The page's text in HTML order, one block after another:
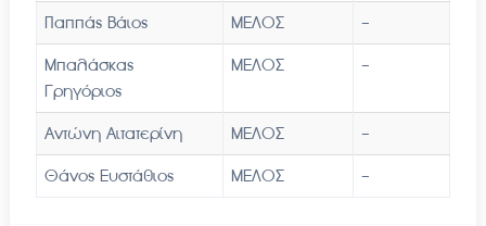
Παππάς Βάιος ΜΕΛΟΣ -
Μπαλάσκας
Γρηγόριος
ΜΕΛΟΣ -
Αντώνη Αιτατερίνη ΜΕΛΟΣ -
Θάνος Ευστάθιος ΜΕΛΟΣ -